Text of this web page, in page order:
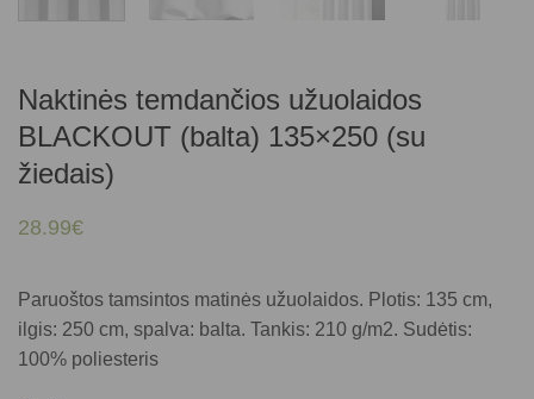
Naktinės temdančios užuolaidos
BLACKOUT (balta) 135×250 (su
žiedais)
28.99€
Paruoštos tamsintos matinės užuolaidos. Plotis: 135 cm,
ilgis: 250 cm, spalva: balta. Tankis: 210 g/m2. Sudėtis:
100% poliesteris